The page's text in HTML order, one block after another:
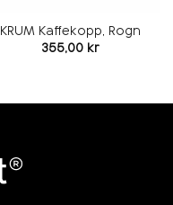
KRUM Kaffekopp, Rogn
355,00 kr